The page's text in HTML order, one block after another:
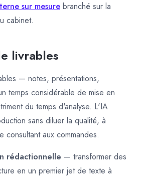
sur mesure branché sur la
cabinet.
livrables
— notes, présentations,
temps considérable de mise en
du temps d'analyse. L'IA
sans diluer la qualité, à
aux commandes.
rédactionnelle — transformer des
en un premier jet de texte à